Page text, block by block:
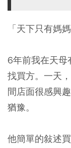
「天下只有媽
6年前我在天母
找買方。一天
間店面很感興
猶豫。
他簡單的敍述